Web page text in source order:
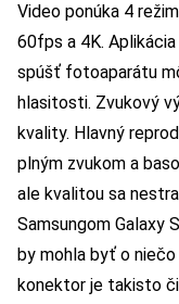
Video ponúka 4
60fps a 4K.
spúšť fotoaparátu
hlasitosti. Zvukový
kvality. Hlavný
plným zvukom a
ale kvalitou sa
Samsungom Galaxy
by mohla byť o
konektor je takisto